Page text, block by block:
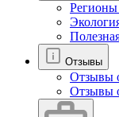
Отзывы
Отзывы
Отзывы